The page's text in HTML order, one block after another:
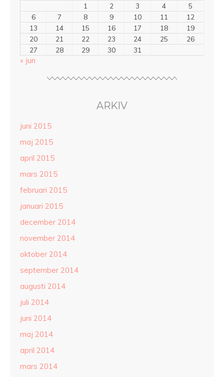
1
2 3 4
5
6
7 8 9 10 11
12
13
14 15 16 17 18
19
20
21 22 23 24 25
26
27
28 29 30 31
« jun
ARKIV
juni 2015
maj 2015
april 2015
mars 2015
februari 2015
januari 2015
december 2014
november 2014
oktober 2014
september 2014
augusti 2014
juli 2014
juni 2014
maj 2014
april 2014
mars 2014